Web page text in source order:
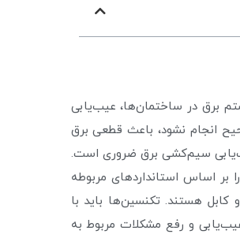
برق در ساختمان‌ها، عیب‌یابی
انجام نشود، باعث قطعی برق
سیم‌کشی برق ضروری است.
اساس استانداردهای مربوطه
هستند. تکنسین‌ها باید با
و رفع مشکلات مربوط به